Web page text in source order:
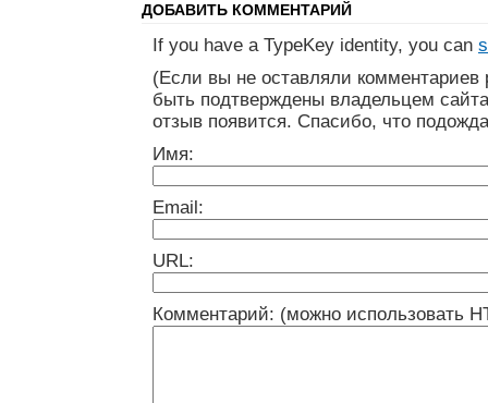
ДОБАВИТЬ КОММЕНТАРИЙ
If you have a TypeKey identity, you can
(Если вы не оставляли
быть подтверждены владельцем
отзыв появится. Спасибо, что
Имя:
Email:
URL:
Комментарий: (можно использовать